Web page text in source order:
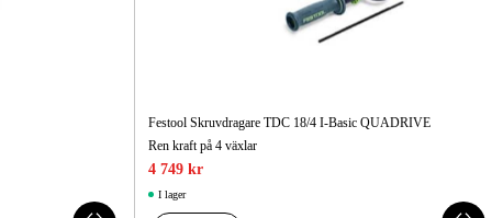
Festool Skruvdragare TDC 18/4 I-Basic QUADRIVE
Ren kraft på 4 växlar
4 749 kr
I lager